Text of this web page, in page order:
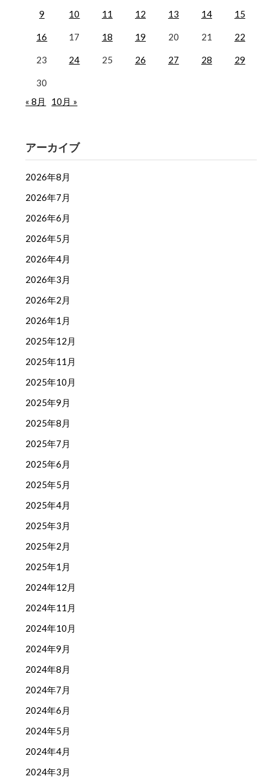
9 10 11 12 13 14 15
16 17 18 19 20 21 22
23 24 25 26 27 28 29
30
« 8月
10月 »
アーカイブ
2026年8月
2026年7月
2026年6月
2026年5月
2026年4月
2026年3月
2026年2月
2026年1月
2025年12月
2025年11月
2025年10月
2025年9月
2025年8月
2025年7月
2025年6月
2025年5月
2025年4月
2025年3月
2025年2月
2025年1月
2024年12月
2024年11月
2024年10月
2024年9月
2024年8月
2024年7月
2024年6月
2024年5月
2024年4月
2024年3月